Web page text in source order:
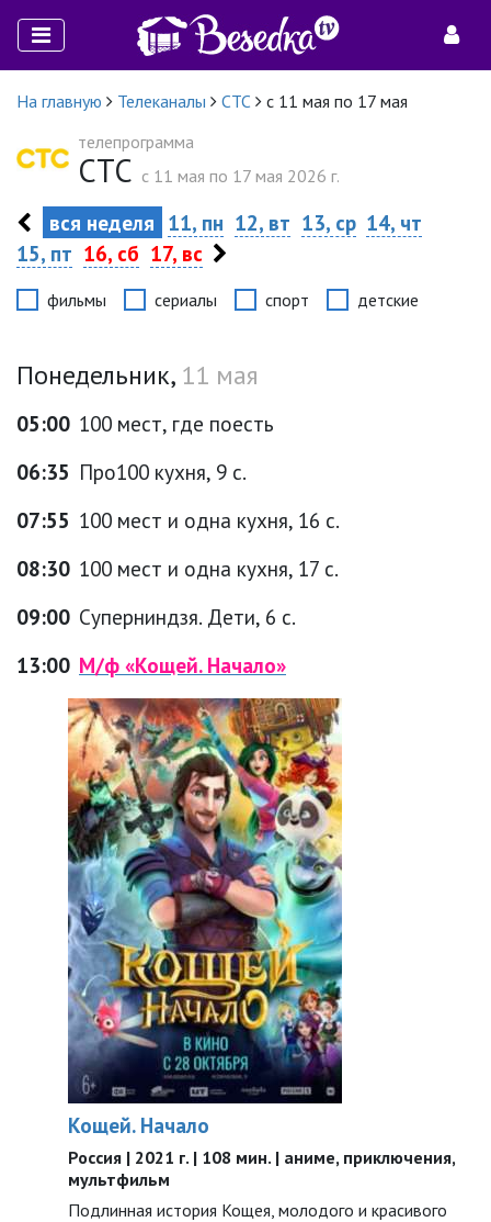
На главную Телеканалы СТС
с 11 мая по 17 мая
телепрограмма
СТС c 11 мая по 17 мая 2026 г.
вся неделя 11, пн 12, вт 13, ср 14, чт
15, пт 16, сб 17, вс
фильмы сериалы спорт детские
Понедельник, 11 мая
05:00 100 мест, где поесть
06:35 Про100 кухня, 9 с.
07:55 100 мест и одна кухня, 16 с.
08:30 100 мест и одна кухня, 17 с.
09:00 Суперниндзя. Дети, 6 с.
13:00 М/ф «Кощей. Начало»
Кощей. Начало
Россия | 2021 г. | 108 мин. | аниме, приключения,
мультфильм
Подлинная история Кощея, молодого и красивого